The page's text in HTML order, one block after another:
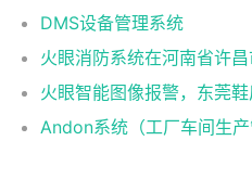
DMS设备管理系统
Andon系统（工厂车间生产